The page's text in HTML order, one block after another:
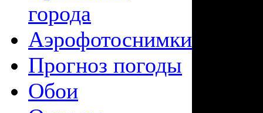
города
Аэрофотоснимки
Прогноз погоды
Обои